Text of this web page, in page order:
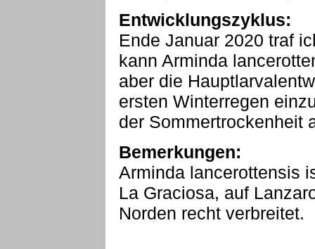
Entwicklungszyklus:
Ende Januar 2020 traf
kann Arminda
aber die
ersten Winterregen
der Sommertrockenheit
Bemerkungen:
Arminda lancerottensis
La Graciosa, auf
Norden recht verbreitet.